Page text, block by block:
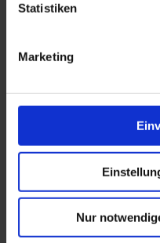
Statistiken
Marketing
Nur
Martina Slominski
+49 211/ 6214-385